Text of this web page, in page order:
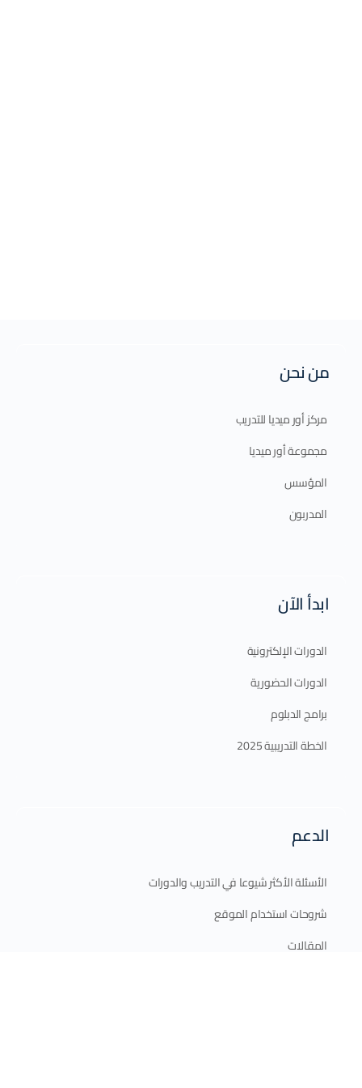
من نحن
مركز أور ميديا للتدريب
مجموعة أور ميديا
المؤسس
المدربون
ابدأ الآن
الدورات الإلكترونية
الدورات الحضورية
برامج الدبلوم
الخطة التدريبية 2025
الدعم
الأسئلة الأكثر شيوعا في التدريب والدورات
شروحات استخدام الموقع
المقالات